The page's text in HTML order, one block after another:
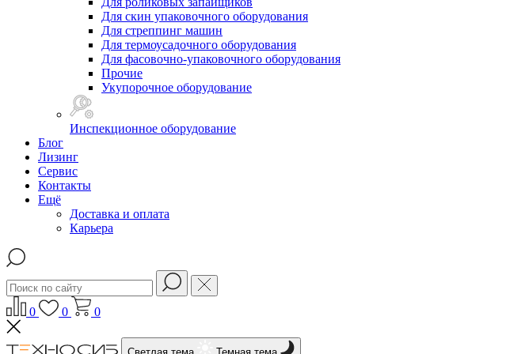
Для скин упаковочного оборудования
Для стреппинг машин
Для термоусадочного оборудования
Для фасовочно-упаковочного оборудования
Прочие
Укупорочное оборудование
Инспекционное оборудование
Блог
Лизинг
Сервис
Контакты
Ещё
Доставка и оплата
Карьера
0 0 0